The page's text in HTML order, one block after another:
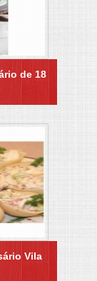
de 18
Vila